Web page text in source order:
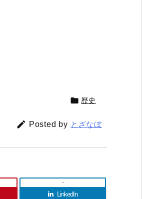
 歴史
 Posted by とざなぼ
LinkedIn
-